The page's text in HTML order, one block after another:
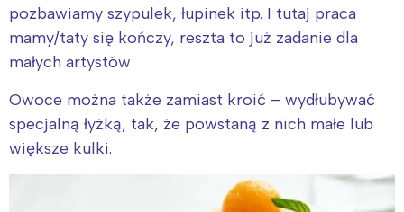
pozbawiamy szypulek, łupinek itp. I tutaj praca
mamy/taty się kończy, reszta to już zadanie dla
małych artystów
Owoce można także zamiast kroić – wydłubywać
specjalną łyżką, tak, że powstaną z nich małe lub
większe kulki.